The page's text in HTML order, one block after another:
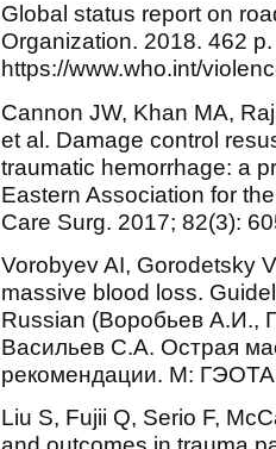
Global status report on
Organization. 2018. 462
https://www.who.int/
Cannon JW, Khan MA,
et al. Damage control
traumatic hemorrhage: a
Eastern Association for
Care Surg. 2017; 82(3):
Vorobyev AI, Gorodetsky
massive blood loss.
Russian (Воробьев А.И.,
Васильев С.А. Острая
рекомендации. М:
Liu S, Fujii Q, Serio F,